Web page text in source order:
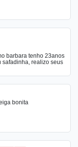
barbara tenho 23anos
safadinha, realizo seus
bonita